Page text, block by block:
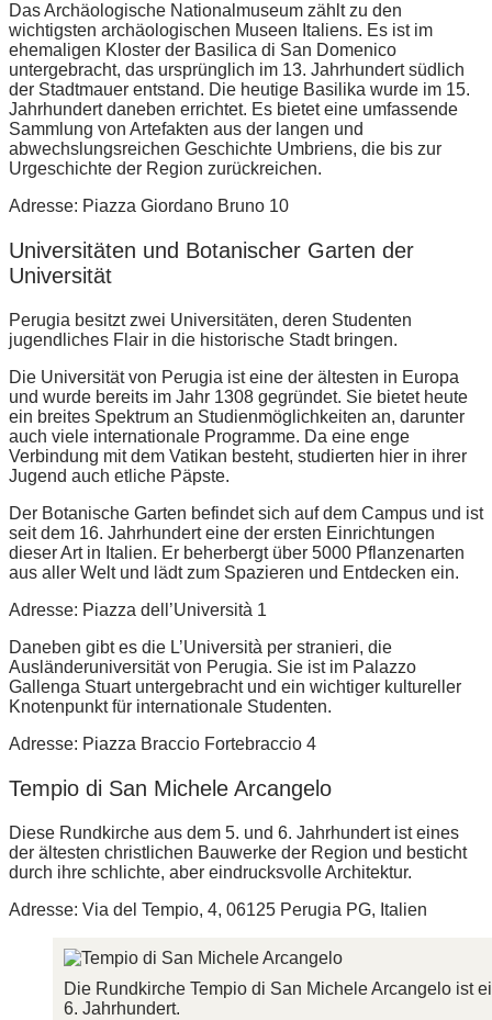
Das Archäologische Nationalmuseum zählt zu den
wichtigsten archäologischen Museen Italiens. Es ist im
ehemaligen Kloster der Basilica di San Domenico
untergebracht, das ursprünglich im 13. Jahrhundert südlich
der Stadtmauer entstand. Die heutige Basilika wurde im 15.
Jahrhundert daneben errichtet. Es bietet eine umfassende
Sammlung von Artefakten aus der langen und
abwechslungsreichen Geschichte Umbriens, die bis zur
Urgeschichte der Region zurückreichen.
Adresse: Piazza Giordano Bruno 10
Universitäten und Botanischer Garten der
Universität
Perugia besitzt zwei Universitäten, deren Studenten
jugendliches Flair in die historische Stadt bringen.
Die Universität von Perugia ist eine der ältesten in Europa
und wurde bereits im Jahr 1308 gegründet. Sie bietet heute
ein breites Spektrum an Studienmöglichkeiten an, darunter
auch viele internationale Programme. Da eine enge
Verbindung mit dem Vatikan besteht, studierten hier in ihrer
Jugend auch etliche Päpste.
Der Botanische Garten befindet sich auf dem Campus und ist
seit dem 16. Jahrhundert eine der ersten Einrichtungen
dieser Art in Italien. Er beherbergt über 5000 Pflanzenarten
aus aller Welt und lädt zum Spazieren und Entdecken ein.
Adresse: Piazza dell’Università 1
Daneben gibt es die L’Università per stranieri, die
Ausländeruniversität von Perugia. Sie ist im Palazzo
Gallenga Stuart untergebracht und ein wichtiger kultureller
Knotenpunkt für internationale Studenten.
Adresse: Piazza Braccio Fortebraccio 4
Tempio di San Michele Arcangelo
Diese Rundkirche aus dem 5. und 6. Jahrhundert ist eines
der ältesten christlichen Bauwerke der Region und besticht
durch ihre schlichte, aber eindrucksvolle Architektur.
Adresse: Via del Tempio, 4, 06125 Perugia PG, Italien
Die Rundkirche Tempio di San Michele Arcangelo ist
6. Jahrhundert.